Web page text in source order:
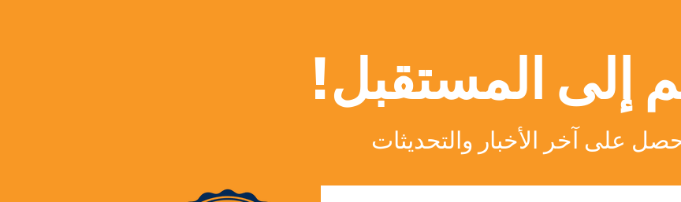
إلى المستقبل!
على آخر الأخبار والتحديثات